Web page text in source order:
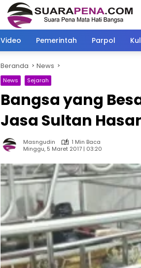
Video Pemerintah Parpol
Beranda News
News Sejarah
Bangsa yang
Jasa Sultan
Masngudin
1 Min Baca
Minggu, 5 Maret 2017 | 03:20